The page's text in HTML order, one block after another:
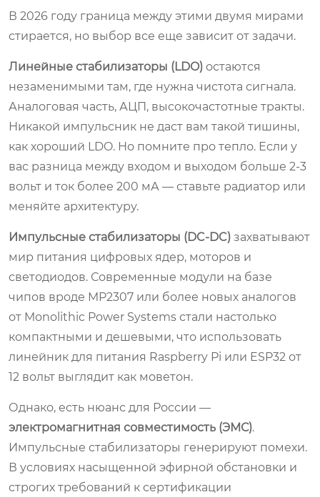
В 2026 году граница между этими двумя мирами
стирается, но выбор все еще зависит от задачи.
Линейные стабилизаторы (LDO) остаются
незаменимыми там, где нужна чистота сигнала.
Аналоговая часть, АЦП, высокочастотные тракты.
Никакой импульсник не даст вам такой тишины,
как хороший LDO. Но помните про тепло. Если у
вас разница между входом и выходом больше 2-3
вольт и ток более 200 мА — ставьте радиатор или
меняйте архитектуру.
Импульсные стабилизаторы (DC-DC) захватывают
мир питания цифровых ядер, моторов и
светодиодов. Современные модули на базе
чипов вроде MP2307 или более новых аналогов
от Monolithic Power Systems стали настолько
компактными и дешевыми, что использовать
линейник для питания Raspberry Pi или ESP32 от
12 вольт выглядит как моветон.
Однако, есть нюанс для России —
электромагнитная совместимость (ЭМС).
Импульсные стабилизаторы генерируют помехи.
В условиях насыщенной эфирной обстановки и
строгих требований к сертификации